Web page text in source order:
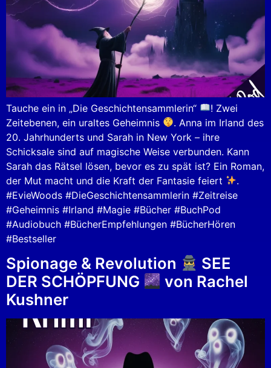
Tauche ein in „Die Geschichtensammlerin“
! Zwei
Zeitebenen, ein uraltes Geheimnis
. Anna im Irland des
20. Jahrhunderts und Sarah in New York – ihre
Schicksale sind auf magische Weise verbunden. Kann
Sarah das Rätsel lösen, bevor es zu spät ist? Ein Roman,
der Mut macht und die Kraft der Fantasie feiert
.
#EvieWoods #DieGeschichtensammlerin #Zeitreise
#Geheimnis #Irland #Magie #Bücher #BuchPod
#Audiobuch #BücherEmpfehlungen #BücherHören
#Bestseller
Spionage & Revolution
SEE
DER SCHÖPFUNG
von Rachel
Kushner